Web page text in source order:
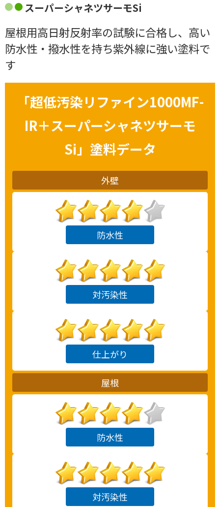
スーパーシャネツサーモSi
屋根用高日射反射率の試験に合格し、高い
防水性・撥水性を持ち紫外線に強い塗料で
す
「超低汚染リファイン1000MF-
IR＋スーパーシャネツサーモ
Si」塗料データ
外壁
防水性
対汚染性
仕上がり
屋根
防水性
対汚染性